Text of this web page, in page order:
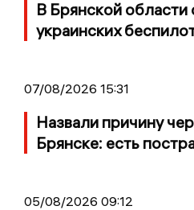
В Брянской
украинских
07/08/2026 15:31
Назвали причину
Брянске: есть
05/08/2026 09:12